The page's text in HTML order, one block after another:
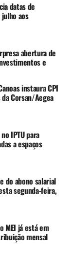
ainda
que
vencimento a
a esses
TCL 2024
a estas
ainda
tudo
datas de
aos
abertura de
e
instaura CPI
Corsan/Aegea
IPTU para
a espaços
do abono salarial
segunda-feira,
MEI já está em
mensal